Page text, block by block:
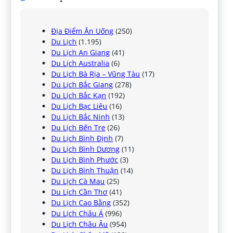
Địa Điểm Ăn Uống (250)
Du Lịch (1.195)
Du Lịch An Giang (41)
Du Lịch Australia (6)
Du Lịch Bà Rịa – Vũng Tàu (17)
Du Lịch Bắc Giang (278)
Du Lịch Bắc Kạn (192)
Du Lịch Bạc Liêu (16)
Du Lịch Bắc Ninh (13)
Du Lịch Bến Tre (26)
Du Lịch Bình Định (7)
Du Lịch Bình Dương (11)
Du Lịch Bình Phước (3)
Du Lịch Bình Thuận (14)
Du Lịch Cà Mau (25)
Du Lịch Cần Thơ (41)
Du Lịch Cao Bằng (352)
Du Lịch Châu Á (996)
Du Lịch Châu Âu (954)